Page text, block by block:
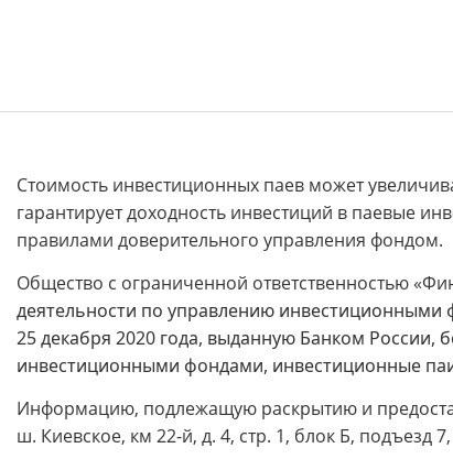
Стоимость инвестиционных паев может
гарантирует доходность инвестиций в паевые
правилами доверительного управления фондом.
Общество с ограниченной ответственностью
деятельности по управлению
25 декабря 2020 года, выданную Банком
инвестиционными фондами, инвестиционные
Информацию, подлежащую раскрытию и
ш. Киевское, км 22-й, д. 4, стр. 1, блок Б, подъезд